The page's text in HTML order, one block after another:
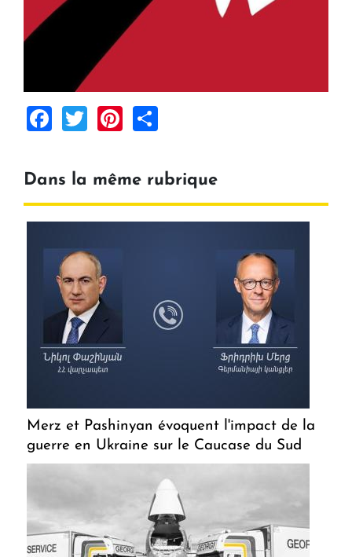
Facebook
TwitterPinterest
Dans la même rubrique
Merz et Pashinyan évoquent l'impact de la
guerre en Ukraine sur le Caucase du Sud